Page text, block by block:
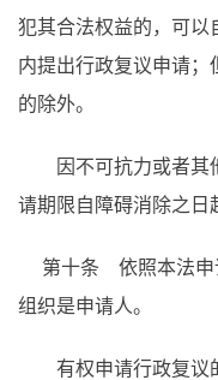
犯其合法权益的，可以
内提出行政复议申请；
的除外。
因不可抗力或者其
请期限自障碍消除之日
第十条 依照本法申
组织是申请人。
有权申请行政复议